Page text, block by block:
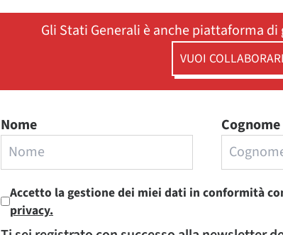
Gli Stati Generali è anche piattaforma
VUOI
Nome Cognome
Accetto la gestione dei miei dati in conformità
privacy.